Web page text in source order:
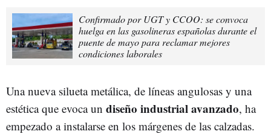
Confirmado por UGT y CCOO: se convoca
huelga en las gasolineras españolas durante el
puente de mayo para reclamar mejores
condiciones laborales
Una nueva silueta metálica, de líneas angulosas y una
estética que evoca un diseño industrial avanzado, ha
empezado a instalarse en los márgenes de las calzadas.